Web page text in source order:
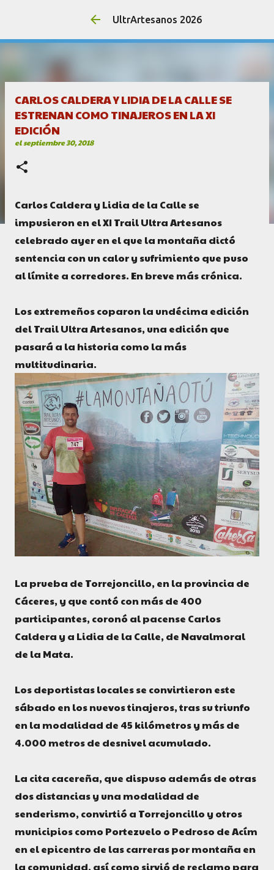
UltrArtesanos 2026
CARLOS CALDERA Y LIDIA DE LA CALLE SE
ESTRENAN COMO TINAJEROS EN LA XI
EDICIÓN
elseptiembre 30, 2018
Carlos Caldera y Lidia de la Calle se
impusieron en el XI Trail Ultra Artesanos
celebrado ayer en el que la montaña dictó
sentencia con un calor y sufrimiento que puso
al límite a corredores. En breve más crónica.
Los extremeños coparon la undécima edición
del Trail Ultra Artesanos, una edición que
pasará a la historia como la más
multitudinaria.
La prueba de Torrejoncillo, en la provincia de
Cáceres, y que contó con más de 400
participantes, coronó al pacense Carlos
Caldera y a Lidia de la Calle, de Navalmoral
de la Mata.
Los deportistas locales se convirtieron este
sábado en los nuevos tinajeros, tras su triunfo
en la modalidad de 45 kilómetros y más de
4.000 metros de desnivel acumulado.
La cita cacereña, que dispuso además de otras
dos distancias y una modalidad de
senderismo, convirtió a Torrejoncillo y otros
municipios como Portezuelo o Pedroso de Acím
en el epicentro de las carreras por montaña en
la comunidad, así como sirvió de reclamo para